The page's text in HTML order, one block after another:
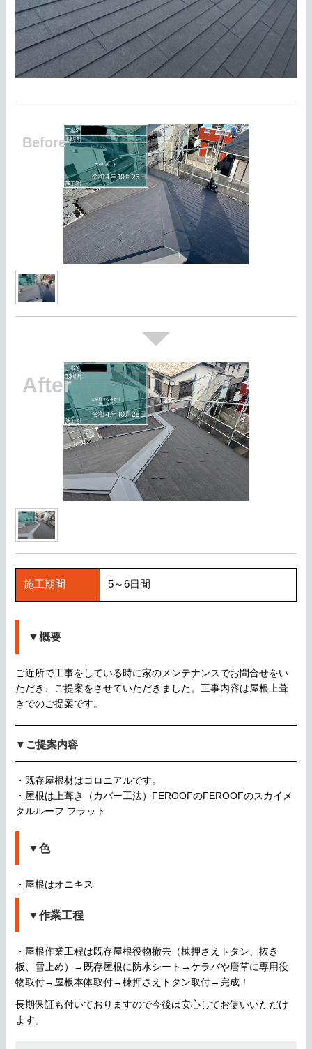
施工期間 5～6日間
▼概要
ご近所で工事をしている時に家のメンテナンスでお問合せをい
ただき、ご提案をさせていただきました。工事内容は屋根上葺
きでのご提案です。
▼ご提案内容
・既存屋根材はコロニアルです。
・屋根は上葺き（カバー工法）FEROOFのFEROOFのスカイメ
タルルーフ フラット
▼色
・屋根はオニキス
▼作業工程
・屋根作業工程は既存屋根役物撤去（棟押さえトタン、抜き
板、雪止め）→既存屋根に防水シート→ケラバや唐草に専用役
物取付→屋根本体取付→棟押さえトタン取付→完成！
長期保証も付いておりますので今後は安心してお使いいただけ
ます。